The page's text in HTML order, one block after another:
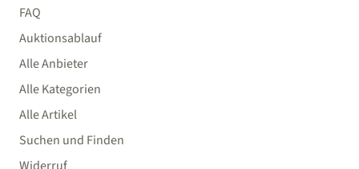
FAQ
Auktionsablauf
Alle Anbieter
Alle Kategorien
Alle Artikel
Suchen und Finden